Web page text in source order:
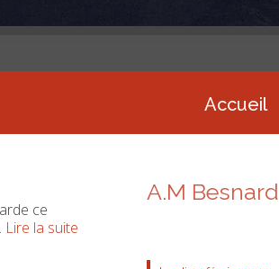
Accueil
ce
Lire la suite
A.M Besnard